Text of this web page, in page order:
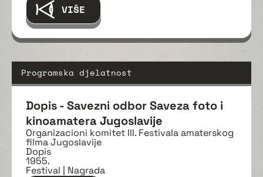
VIŠE
Programska djelatnost
Dopis - Savezni odbor Saveza foto i
kinoamatera Jugoslavije
Organizacioni komitet III. Festivala amaterskog
filma Jugoslavije
Dopis
1955.
Festival | Nagrada